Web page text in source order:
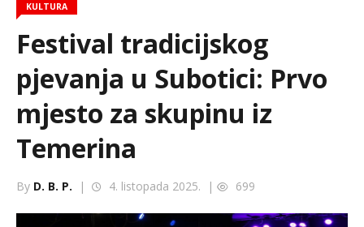
KULTURA
Festival tradicijskog
pjevanja u Subotici: Prvo
mjesto za skupinu iz
Temerina
By D. B. P. | 4. listopada 2025. | 699